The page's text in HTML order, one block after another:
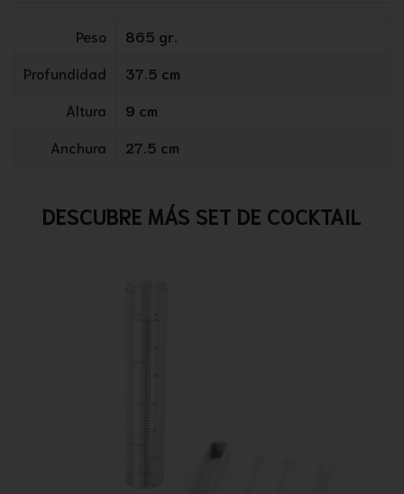
Peso
865 gr.
Profundidad
37.5 cm
Altura
9 cm
Anchura
27.5 cm
DESCUBRE MÁS SET DE COCKTAIL